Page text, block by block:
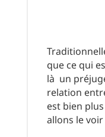
que ce qui
là un
relation
est bien
allons le